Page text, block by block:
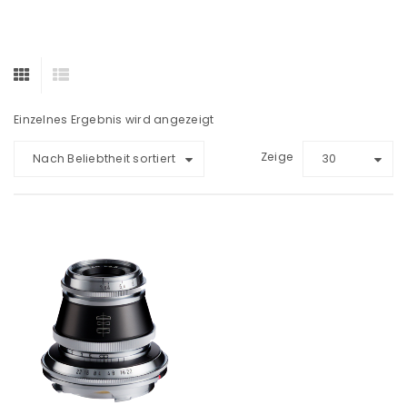
Einzelnes Ergebnis wird angezeigt
Nach Beliebtheit sortiert Zeige 30